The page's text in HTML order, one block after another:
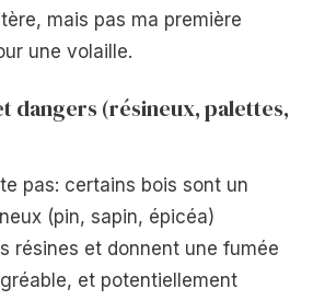
mais pas ma première
une volaille.
dangers (résineux, palettes,
pas: certains bois sont un
(pin, sapin, épicéa)
résines et donnent une fumée
et potentiellement